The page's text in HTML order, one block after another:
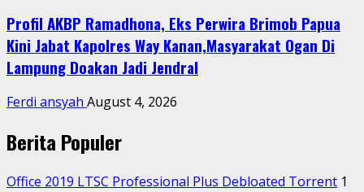
Profil AKBP Ramadhona, Eks Perwira Brimob Papua
Kini Jabat Kapolres Way Kanan,Masyarakat Ogan Di
Lampung Doakan Jadi Jendral
Ferdi ansyah August 4, 2026
Berita Populer
Office 2019 LTSC Professional Plus Debloated Tоrrеnt 1